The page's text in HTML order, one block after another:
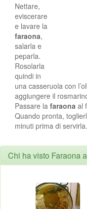
Nettare,
eviscerare
e lavare la
faraona,
salarla e
peparla.
Rosolarla
quindi in
una casseruola con
aggiungere il
Passare la faraona al
Quando pronta,
minuti prima di servirla.
Chi ha visto Faraona